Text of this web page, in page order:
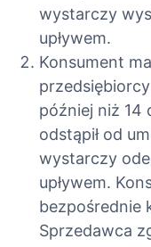
wystarczy
upływem.
Konsument
później niż 14
odstąpił od
wystarczy
upływem.
bezpośrednie
Sprzedawca